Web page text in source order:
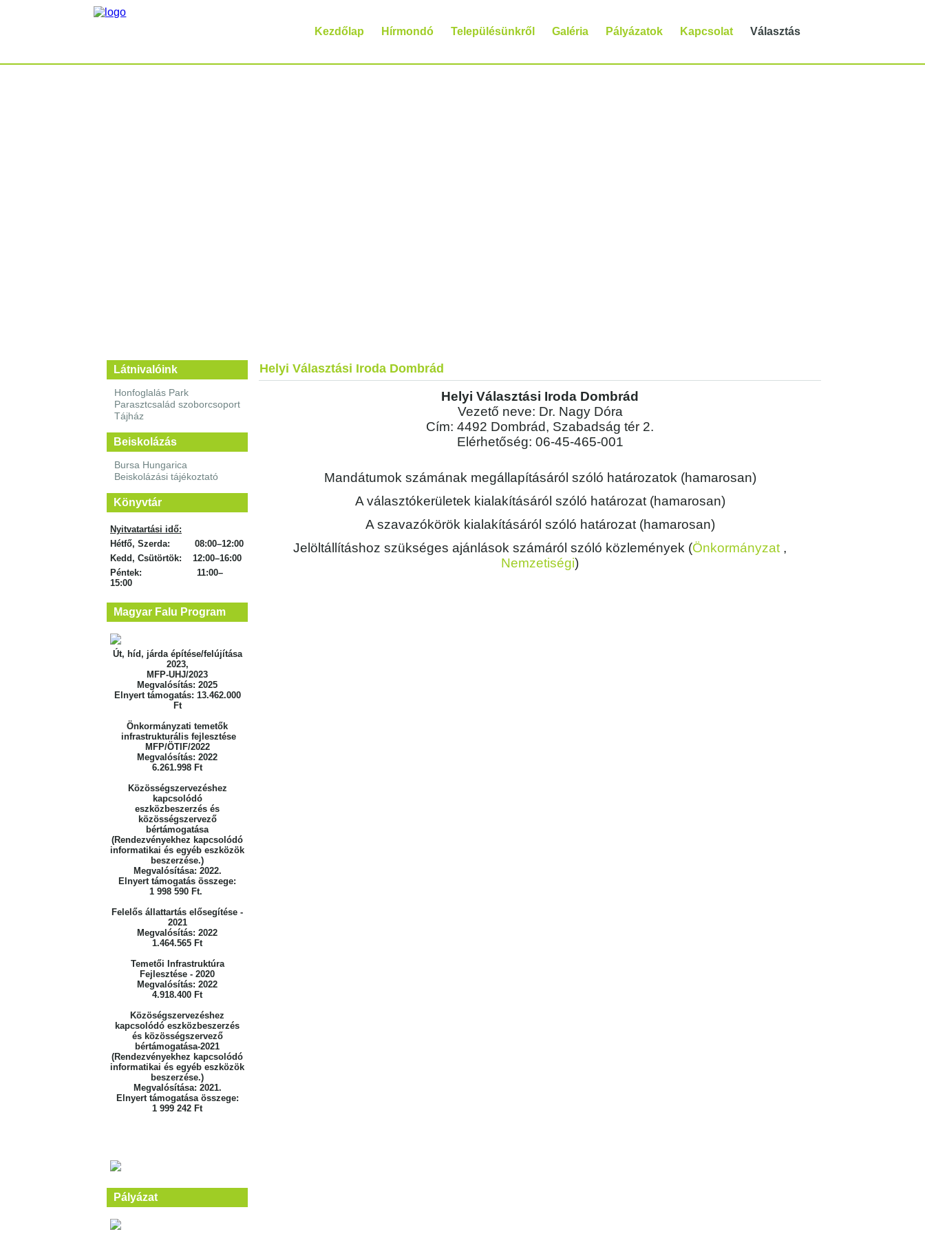
Kezdőlap Hírmondó Településünkről Galéria Pályázatok Kapcsolat Választás
Látnivalóink
Honfoglalás Park
Parasztcsalád szoborcsoport
Tájház
Beiskolázás
Bursa Hungarica
Beiskolázási tájékoztató
Könyvtár
Nyitvatartási idő:
Hétfő, Szerda: 08:00–12:00
Kedd, Csütörtök: 12:00–16:00
Péntek: 11:00–
15:00
Magyar Falu Program
Út, híd, járda építése/felújítása
2023,
MFP-UHJ/2023
Megvalósítás: 2025
Elnyert támogatás: 13.462.000
Ft
Önkormányzati temetők
infrastrukturális fejlesztése
MFP/ÖTIF/2022
Megvalósítás: 2022
6.261.998 Ft
Közösségszervezéshez
kapcsolódó
eszközbeszerzés és
közösségszervező
bértámogatása
(Rendezvényekhez kapcsolódó
informatikai és egyéb eszközök
beszerzése.)
Megvalósítása: 2022.
Elnyert támogatás összege:
1 998 590 Ft.
Felelős állattartás elősegítése -
2021
Megvalósítás: 2022
1.464.565 Ft
Temetői Infrastruktúra
Fejlesztése - 2020
Megvalósítás: 2022
4.918.400 Ft
Közöségszervezéshez
kapcsolódó eszközbeszerzés
és közösségszervező
bértámogatása-2021
(Rendezvényekhez kapcsolódó
informatikai és egyéb eszközök
beszerzése.)
Megvalósítása: 2021.
Elnyert támogatása összege:
1 999 242 Ft
Pályázat
Helyi Választási Iroda Dombrád
Helyi Választási Iroda Dombrád
Vezető neve: Dr. Nagy Dóra
Cím: 4492 Dombrád, Szabadság tér 2.
Elérhetőség: 06-45-465-001
Mandátumok számának megállapításáról szóló határozatok (hamarosan)
A választókerületek kialakításáról szóló határozat (hamarosan)
A szavazókörök kialakításáról szóló határozat (hamarosan)
Jelöltállításhoz szükséges ajánlások számáról szóló közlemények (Önkormányzat ,
Nemzetiségi)